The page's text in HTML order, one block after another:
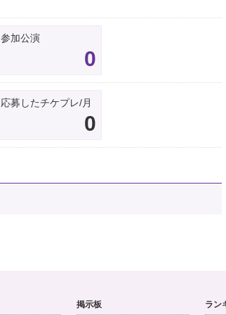
参加公演
0
応募したチケプレ/月
0
掲示板 ラン